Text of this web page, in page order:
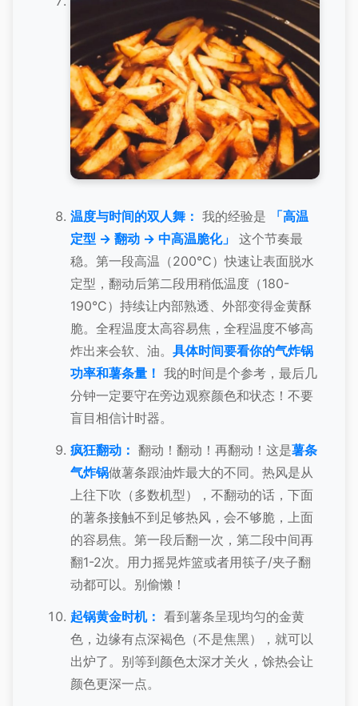
温度与时间的双人舞： 我的经验是
「高温
定型 -> 翻动 -> 中高温脆化」
这个节奏最
稳。第一段高温（200°C）快速让表面脱水
定型，翻动后第二段用稍低温度（180-
190°C）持续让内部熟透、外部变得金黄酥
脆。全程温度太高容易焦，全程温度不够高
炸出来会软、油。 具体时间要看你的气炸锅
功率和薯条量！ 我的时间是个参考，最后几
分钟一定要守在旁边观察颜色和状态！不要
盲目相信计时器。
疯狂翻动： 翻动！翻动！再翻动！这是薯条
气炸锅做薯条跟油炸最大的不同。热风是从
上往下吹（多数机型），不翻动的话，下面
的薯条接触不到足够热风，会不够脆，上面
的容易焦。第一段后翻一次，第二段中间再
翻1-2次。用力摇晃炸篮或者用筷子/夹子翻
动都可以。别偷懒！
起锅黄金时机： 看到薯条呈现均匀的金黄
色，边缘有点深褐色（不是焦黑），就可以
出炉了。别等到颜色太深才关火，馀热会让
颜色更深一点。